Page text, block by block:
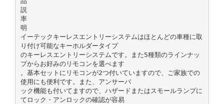
説
率
明
イーテックキーレスエントリーシステムはほとんどの車種に取
り付け可能なキーホルダータイプ
のキーレスエントリーシステムです。また5種類のラインナッ
プからお好みのリモコンを選べます
。基本セットにリモコンが2つ付いていますので、ご家族での
使用にも便利です。また、アンサーバ
ック機能も付いてますので、ハザードまたはスモールランプに
てロック・アンロックの確認が容易